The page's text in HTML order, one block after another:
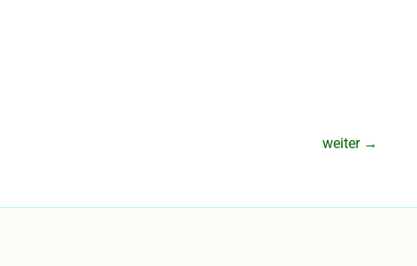
weiter →